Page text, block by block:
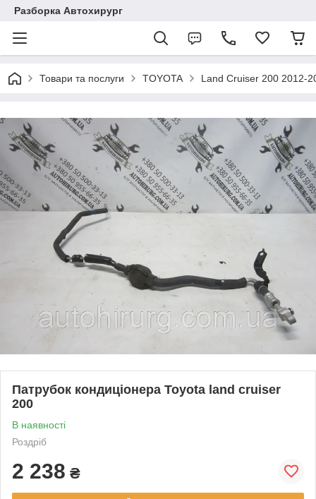
Разборка Автохирург
Товари та послуги TOYOTA Land Cruiser 200 2012-
Патрубок кондиціонера Toyota land cruiser
200
В наявності
Роздріб
2 238 ₴